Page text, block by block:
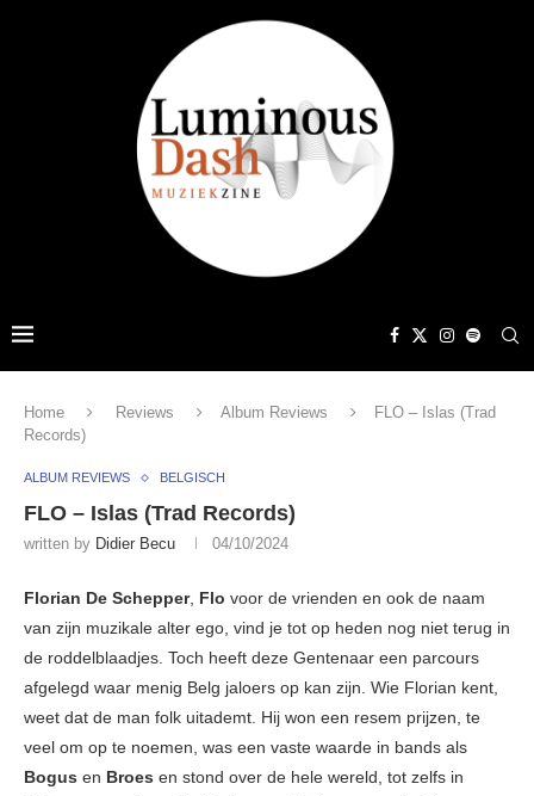
Home Reviews Album Reviews
FLO – Islas (Trad
Records)
ALBUM REVIEWS BELGISCH
FLO – Islas (Trad Records)
written by Didier Becu 04/10/2024
Florian De Schepper, Flo voor de vrienden en ook de naam
van zijn muzikale alter ego, vind je tot op heden nog niet terug in
de roddelblaadjes. Toch heeft deze Gentenaar een parcours
afgelegd waar menig Belg jaloers op kan zijn. Wie Florian kent,
weet dat de man folk uitademt. Hij won een resem prijzen, te
veel om op te noemen, was een vaste waarde in bands als
Bogus en Broes en stond over de hele wereld, tot zelfs in